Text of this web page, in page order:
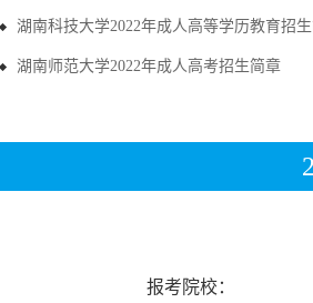
湖南科技大学2022年成人高等学历教育招
湖南师范大学2022年成人高考招生简章
报考院校：